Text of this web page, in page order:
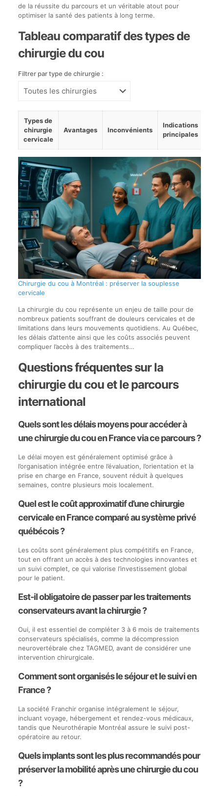
de la réussite du parcours et un véritable atout pour
optimiser la santé des patients à long terme.
Tableau comparatif des types de
chirurgie du cou
Filtrer par type de chirurgie :
type
de
chirurgie
à
afficher
dans
le
tableau.
Types de
chirurgie
cervicale
Avantages Inconvénients
Indications
principales
Chirurgie du cou à Montréal : préserver la souplesse
cervicale
La chirurgie du cou représente un enjeu de taille pour de
nombreux patients souffrant de douleurs cervicales et de
limitations dans leurs mouvements quotidiens. Au Québec,
les délais d’attente ainsi que les coûts associés peuvent
compliquer l’accès à des traitements…
Questions fréquentes sur la
chirurgie du cou et le parcours
international
Quels sont les délais moyens pour accéder à
une chirurgie du cou en France via ce parcours ?
Le délai moyen est généralement optimisé grâce à
l’organisation intégrée entre l’évaluation, l’orientation et la
prise en charge en France, souvent réduit à quelques
semaines, contre plusieurs mois localement.
Quel est le coût approximatif d’une chirurgie
cervicale en France comparé au système privé
québécois ?
Les coûts sont généralement plus compétitifs en France,
tout en offrant un accès à des technologies innovantes et
un suivi complet, ce qui valorise l’investissement global
pour le patient.
Est-il obligatoire de passer par les traitements
conservateurs avant la chirurgie ?
Oui, il est essentiel de compléter 3 à 6 mois de traitements
conservateurs spécialisés, comme la décompression
neurovertébrale chez TAGMED, avant de considérer une
intervention chirurgicale.
Comment sont organisés le séjour et le suivi en
France ?
La société Franchir organise intégralement le séjour,
incluant voyage, hébergement et rendez-vous médicaux,
tandis que Neurothérapie Montréal assure le suivi post-
opératoire au retour.
Quels implants sont les plus recommandés pour
préserver la mobilité après une chirurgie du cou
?